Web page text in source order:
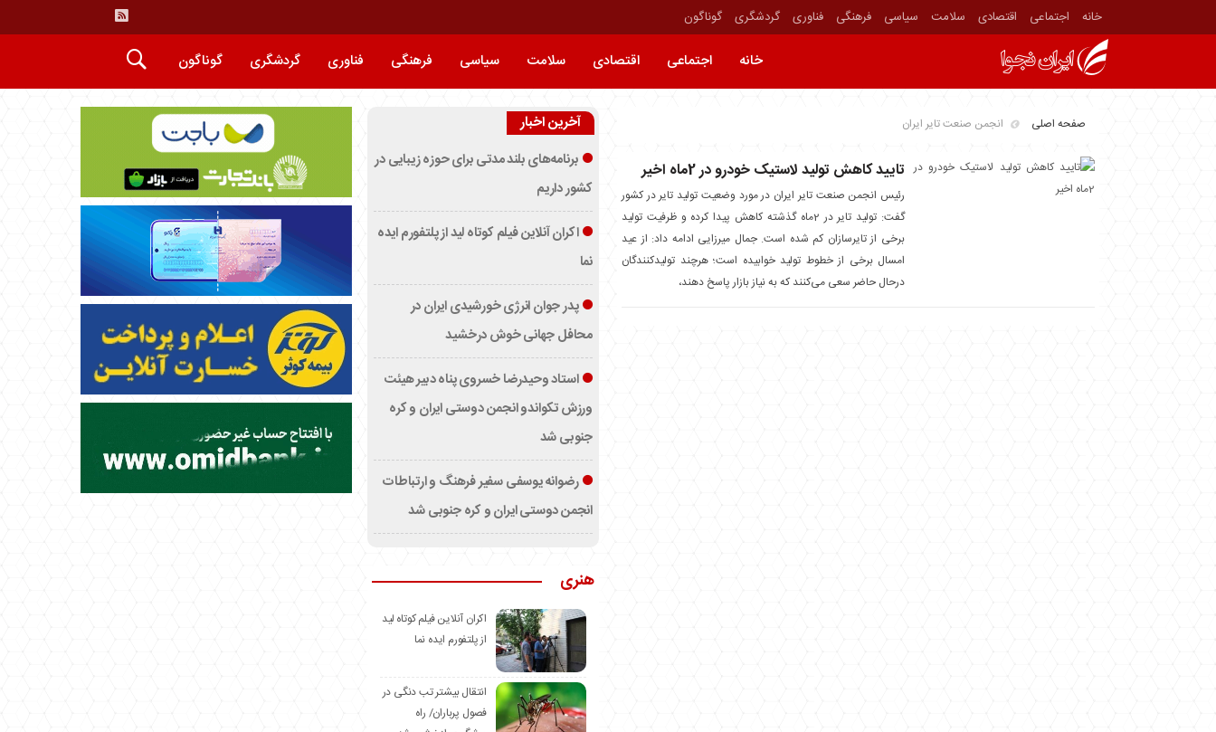
خانه اجتماعی اقتصادی سلامت سیاسی فرهنگی فناوری گردشگری گوناگون
خانه اجتماعی اقتصادی سلامت سیاسی فرهنگی فناوری گردشگری گوناگون
صفحه اصلی انجمن صنعت تایر ایران
تایید کاهش تولید لاستیک خودرو در 2ماه اخیر
رئیس انجمن صنعت تایر ایران در مورد وضعیت تولید تایر در کشور
گفت: تولید تایر در 2‌ماه گذشته کاهش پیدا کرده و ظرفیت تولید
برخی از تایرسازان کم شده است. جمال میرزایی ادامه داد: از عید
امسال برخی از خطوط تولید خوابیده است؛ هرچند تولیدکنندگان
درحال حاضر سعی می‌کنند که به نیاز بازار پاسخ دهند،
آخرین اخبار
برنامه‌های بلند مدتی برای حوزه زیبایی در
کشور داریم
اکران آنلاین فیلم کوتاه لید از پلتفورم ایده
نما
پدر جوان انرژی خورشیدی ایران در
محافل جهانی خوش درخشید
استاد وحیدرضا خسروی پناه دبیر هیئت
ورزش تکواندو انجمن دوستی ایران و کره
جنوبی شد
رضوانه یوسفی سفیر فرهنگ و ارتباطات
انجمن دوستی ایران و کره جنوبی شد
هنری
اکران آنلاین فیلم کوتاه لید
از پلتفورم ایده نما
انتقال بیشتر تب دنگی در
فصول پرباران/ راه